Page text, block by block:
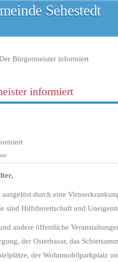
Sehestedt
Bürgermeister informiert
informiert
durch eine
sind Hilfsbereitschaft und
andere öffentliche
der Osterbasar, das
der Wohnmobilparkplatz